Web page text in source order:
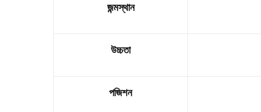
জন্মস্থান
উচ্চতা
পজিশন